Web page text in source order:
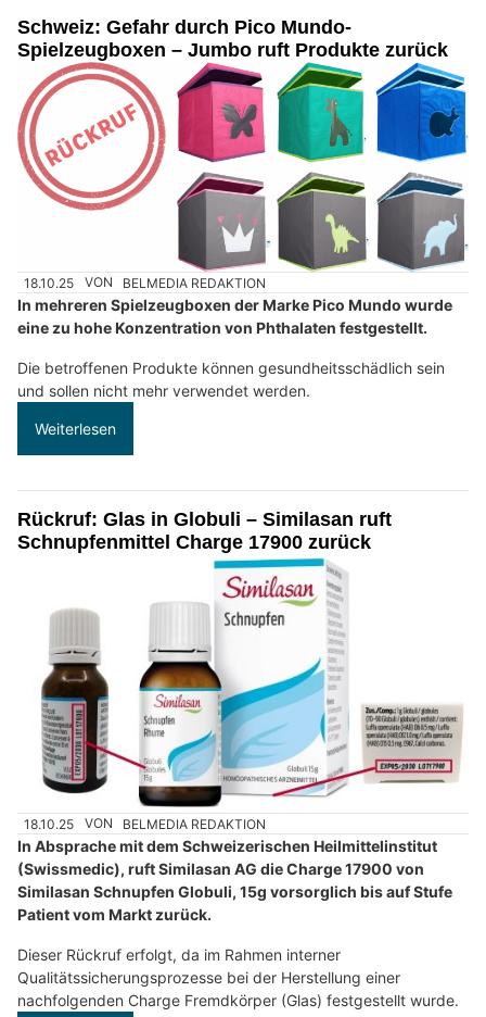
Schweiz: Gefahr durch Pico Mundo-
Spielzeugboxen – Jumbo ruft Produkte zurück
18.10.25 VON BELMEDIA REDAKTION
In mehreren Spielzeugboxen der Marke Pico Mundo wurde
eine zu hohe Konzentration von Phthalaten festgestellt.
Die betroffenen Produkte können gesundheitsschädlich sein
und sollen nicht mehr verwendet werden.
Weiterlesen
Rückruf: Glas in Globuli – Similasan ruft
Schnupfenmittel Charge 17900 zurück
18.10.25 VON BELMEDIA REDAKTION
In Absprache mit dem Schweizerischen Heilmittelinstitut
(Swissmedic), ruft Similasan AG die Charge 17900 von
Similasan Schnupfen Globuli, 15g vorsorglich bis auf Stufe
Patient vom Markt zurück.
Dieser Rückruf erfolgt, da im Rahmen interner
Qualitätssicherungsprozesse bei der Herstellung einer
nachfolgenden Charge Fremdkörper (Glas) festgestellt wurde.